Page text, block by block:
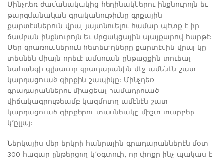
Մինչդեռ ժամանակակից հեղինակներու ինքնուրոյն եւ
թարգմանական գրականութիւնը գրքային
քարտէսներուն վրայ յայտնուելու համար պէտք է իր
ճամբան ինքնուրոյն եւ մրցակցային պայքարով հարթէ:
Մեր գրառումներուն հետեւողները քարտէսին վրայ կը
տեսնեն միայն որեւէ ամսուան ընթացքին տուեալ
նահանգի գլխաւոր գրադարանին մէջ ամենէն շատ
կարդացուած գիրքին շապիկը: Մինչդեռ
գրադարաններու միացեալ համադրուած
վիճակագրութեամբ կազմուող ամէնէն շատ
կարդացուած գիրքերու տասնեակը միշտ տարբեր
կ՚ըլլայ:
Ներկայիս մեր երկրի հանրային գրադարաններէն մօտ
300 հազար ընթերցող կ՚օգտուի, որ փոքր ինչ պակաս է